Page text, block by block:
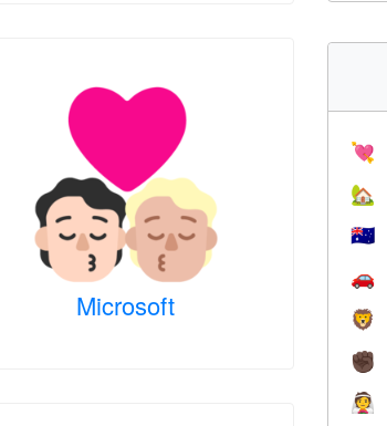
Microsoft
💘
🏡
🇦🇺
🚗
🦁
✊🏿
👰